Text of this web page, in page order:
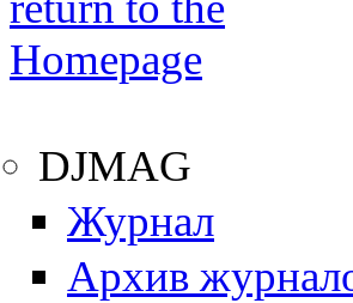
DJMAG
Журнал
Архив